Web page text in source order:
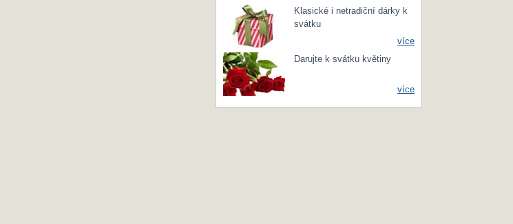
Klasické i netradiční dárky k
svátku
více
Darujte k svátku květiny
více